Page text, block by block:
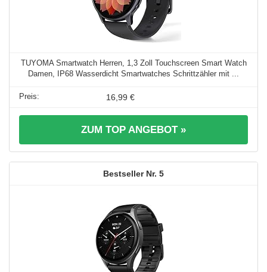
TUYOMA Smartwatch Herren, 1,3 Zoll Touchscreen Smart Watch
Damen, IP68 Wasserdicht Smartwatches Schrittzähler mit ...
16,99 €
ZUM TOP ANGEBOT »
5